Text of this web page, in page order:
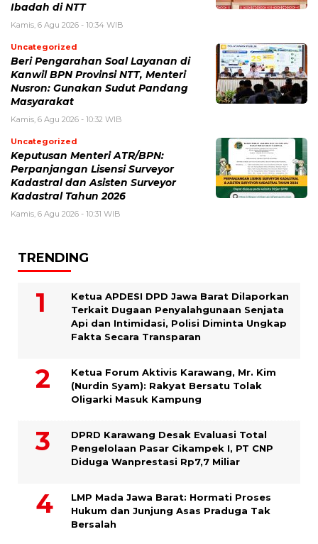
Ibadah di NTT
Kamis, 6 Agu 2026 - 10:34 WIB
Uncategorized
Beri Pengarahan Soal Layanan di
Kanwil BPN Provinsi NTT, Menteri
Nusron: Gunakan Sudut Pandang
Masyarakat
Kamis, 6 Agu 2026 - 10:32 WIB
Uncategorized
Keputusan Menteri ATR/BPN:
Perpanjangan Lisensi Surveyor
Kadastral dan Asisten Surveyor
Kadastral Tahun 2026
Kamis, 6 Agu 2026 - 10:31 WIB
TRENDING
Ketua APDESI DPD Jawa Barat Dilaporkan
Terkait Dugaan Penyalahgunaan Senjata
Api dan Intimidasi, Polisi Diminta Ungkap
Fakta Secara Transparan
Ketua Forum Aktivis Karawang, Mr. Kim
(Nurdin Syam): Rakyat Bersatu Tolak
Oligarki Masuk Kampung
DPRD Karawang Desak Evaluasi Total
Pengelolaan Pasar Cikampek I, PT CNP
Diduga Wanprestasi Rp7,7 Miliar
LMP Mada Jawa Barat: Hormati Proses
Hukum dan Junjung Asas Praduga Tak
Bersalah